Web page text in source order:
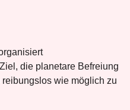
die planetare Befreiung
wie möglich zu